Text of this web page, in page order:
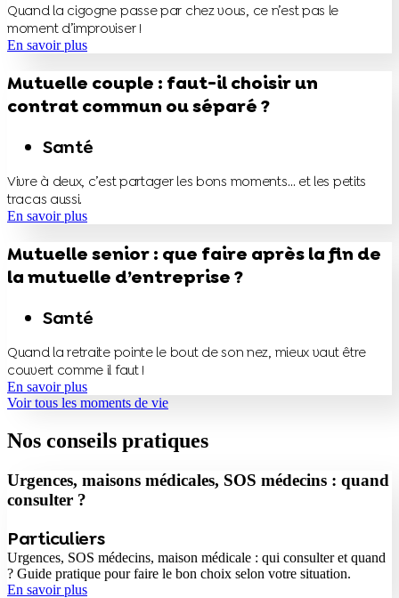
Quand la cigogne passe par chez vous, ce n’est pas le
moment d’improviser !
En savoir plus
Mutuelle couple : faut-il choisir un
contrat commun ou séparé ?
Santé
Vivre à deux, c’est partager les bons moments… et les petits
tracas aussi.
En savoir plus
Mutuelle senior : que faire après la fin de
la mutuelle d’entreprise ?
Santé
Quand la retraite pointe le bout de son nez, mieux vaut être
couvert comme il faut !
En savoir plus
Voir tous les moments de vie
Nos conseils pratiques
Urgences, maisons médicales, SOS médecins : quand
consulter ?
Particuliers
Urgences, SOS médecins, maison médicale : qui consulter et quand
? Guide pratique pour faire le bon choix selon votre situation.
En savoir plus